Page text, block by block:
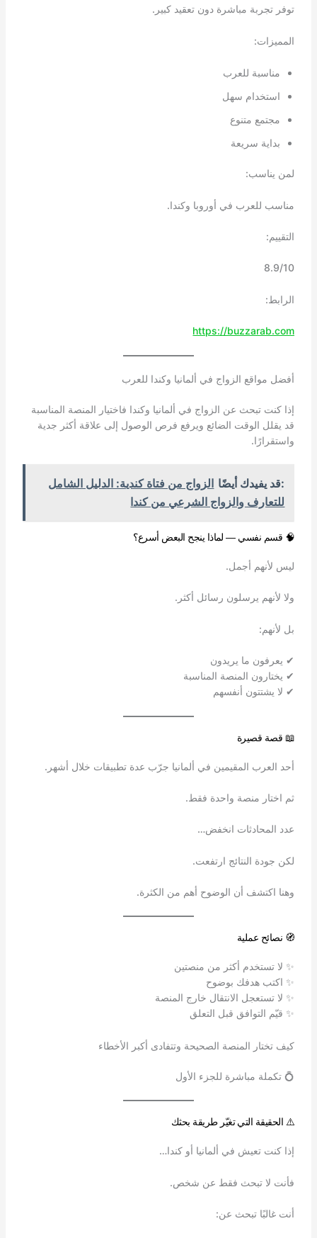
توفر تجربة مباشرة دون تعقيد كبير.
المميزات:
مناسبة للعرب
استخدام سهل
مجتمع متنوع
بداية سريعة
لمن يناسب:
مناسب للعرب في أوروبا وكندا.
التقييم:
8.9/10
الرابط:
https://buzzarab.com
أفضل مواقع الزواج في ألمانيا وكندا للعرب
إذا كنت تبحث عن الزواج في ألمانيا وكندا فاختيار المنصة المناسبة
قد يقلل الوقت الضائع ويرفع فرص الوصول إلى علاقة أكثر جدية
واستقرارًا.
:قد يفيدك أيضًا الزواج من فتاة كندية: الدليل الشامل
للتعارف والزواج الشرعي من كندا
🧠 قسم نفسي — لماذا ينجح البعض أسرع؟
ليس لأنهم أجمل.
ولا لأنهم يرسلون رسائل أكثر.
بل لأنهم:
✔ يعرفون ما يريدون
✔ يختارون المنصة المناسبة
✔ لا يشتتون أنفسهم
📖 قصة قصيرة
أحد العرب المقيمين في ألمانيا جرّب عدة تطبيقات خلال أشهر.
ثم اختار منصة واحدة فقط.
عدد المحادثات انخفض…
لكن جودة النتائج ارتفعت.
وهنا اكتشف أن الوضوح أهم من الكثرة.
🧭 نصائح عملية
✨ لا تستخدم أكثر من منصتين
✨ اكتب هدفك بوضوح
✨ لا تستعجل الانتقال خارج المنصة
✨ قيّم التوافق قبل التعلق
كيف تختار المنصة الصحيحة وتتفادى أكبر الأخطاء
💍 تكملة مباشرة للجزء الأول
⚠️ الحقيقة التي تغيّر طريقة بحثك
إذا كنت تعيش في ألمانيا أو كندا…
فأنت لا تبحث فقط عن شخص.
أنت غالبًا تبحث عن: